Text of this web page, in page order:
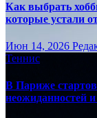
Как выбрать
которые устали
Июн 14, 2026
Теннис
В Париже
неожиданностей